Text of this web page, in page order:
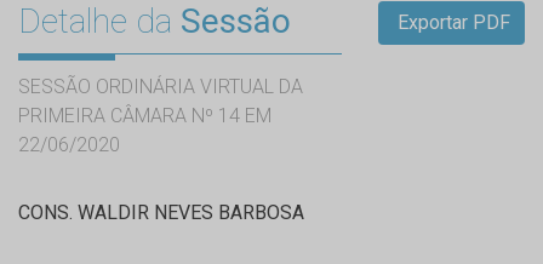
Detalhe da Sessão
SESSÃO ORDINÁRIA VIRTUAL DA
PRIMEIRA CÂMARA Nº 14 EM
22/06/2020
Exportar PDF
CONS. WALDIR NEVES BARBOSA